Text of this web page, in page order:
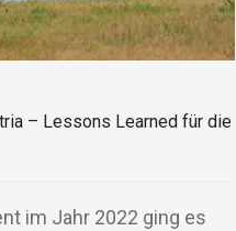
– Lessons Learned für die
im Jahr 2022 ging es